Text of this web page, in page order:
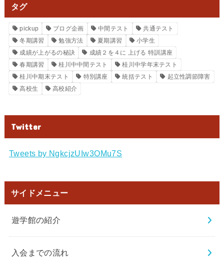
タグ
pickup ブログ企画 中間テスト
共通テスト
冬期講習
勉強方法 夏期講習
小学生
成績が上がるの秘訣
成績２を４に 上げる 特訓講座
春期講習
桂川中中間テスト
桂川中学年末テスト
桂川中期末テスト
特別講座 統括テスト
起立性調節障害
高校生
高校紹介
Twitter
Tweets by NgkcjzUIw3OMu7S
サイドメニュー
遊学館の紹介
入会までの流れ